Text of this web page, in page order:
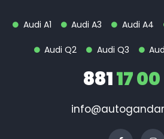
Audi A1 Audi A3 Audi A4
Audi Q2 Audi Q3
88117